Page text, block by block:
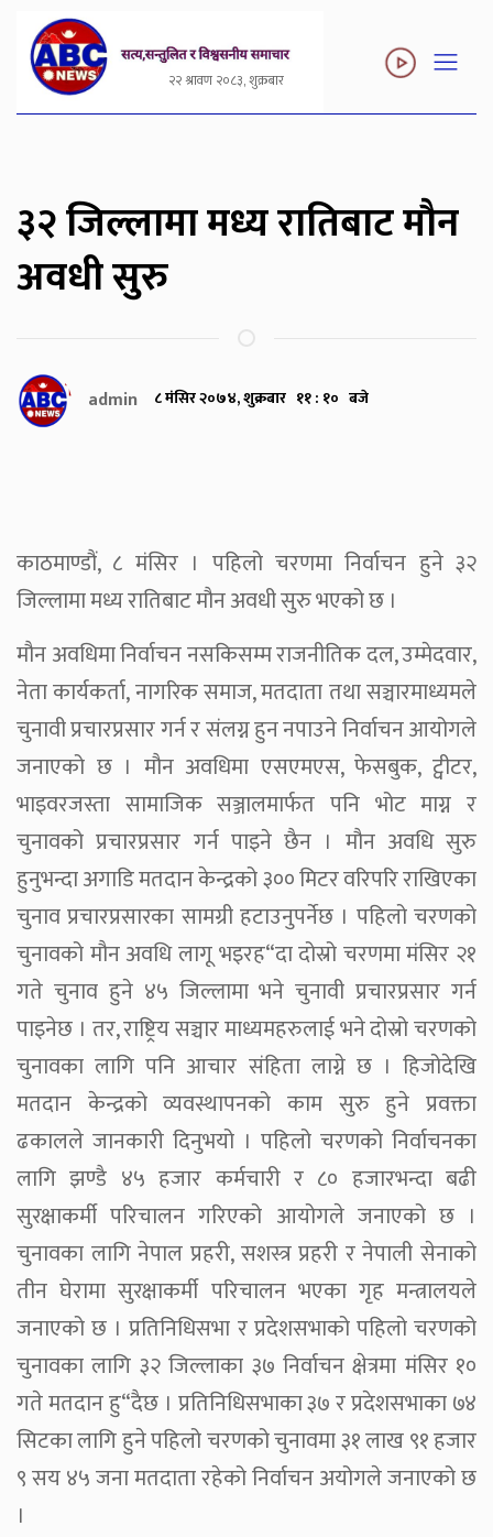
२२ श्रावण २०८३, शुक्रबार
३२ जिल्लामा मध्य रातिबाट मौन
अवधी सुरु
admin ८ मंसिर २०७४, शुक्रबार ११ : १० बजे
काठमाण्डौं, ८ मंसिर । पहिलो चरणमा निर्वाचन हुने ३२
जिल्लामा मध्य रातिबाट मौन अवधी सुरु भएको छ ।
मौन अवधिमा निर्वाचन नसकिसम्म राजनीतिक दल, उम्मेदवार,
नेता कार्यकर्ता, नागरिक समाज, मतदाता तथा सञ्चारमाध्यमले
चुनावी प्रचारप्रसार गर्न र संलग्न हुन नपाउने निर्वाचन आयोगले
जनाएको छ । मौन अवधिमा एसएमएस, फेसबुक, ट्वीटर,
भाइवरजस्ता सामाजिक सञ्जालमार्फत पनि भोट माग्न र
चुनावको प्रचारप्रसार गर्न पाइने छैन । मौन अवधि सुरु
हुनुभन्दा अगाडि मतदान केन्द्रको ३०० मिटर वरिपरि राखिएका
चुनाव प्रचारप्रसारका सामग्री हटाउनुपर्नेछ । पहिलो चरणको
चुनावको मौन अवधि लागू भइरह“दा दोस्रो चरणमा मंसिर २१
गते चुनाव हुने ४५ जिल्लामा भने चुनावी प्रचारप्रसार गर्न
पाइनेछ । तर, राष्ट्रिय सञ्चार माध्यमहरुलाई भने दोस्रो चरणको
चुनावका लागि पनि आचार संहिता लाग्ने छ । हिजोदेखि
मतदान केन्द्रको व्यवस्थापनको काम सुरु हुने प्रवक्ता
ढकालले जानकारी दिनुभयो । पहिलो चरणको निर्वाचनका
लागि झण्डै ४५ हजार कर्मचारी र ८० हजारभन्दा बढी
सुरक्षाकर्मी परिचालन गरिएको आयोगले जनाएको छ ।
चुनावका लागि नेपाल प्रहरी, सशस्त्र प्रहरी र नेपाली सेनाको
तीन घेरामा सुरक्षाकर्मी परिचालन भएका गृह मन्त्रालयले
जनाएको छ । प्रतिनिधिसभा र प्रदेशसभाको पहिलो चरणको
चुनावका लागि ३२ जिल्लाका ३७ निर्वाचन क्षेत्रमा मंसिर १०
गते मतदान हु“दैछ । प्रतिनिधिसभाका ३७ र प्रदेशसभाका ७४
सिटका लागि हुने पहिलो चरणको चुनावमा ३१ लाख ९१ हजार
९ सय ४५ जना मतदाता रहेको निर्वाचन अयोगले जनाएको छ
।